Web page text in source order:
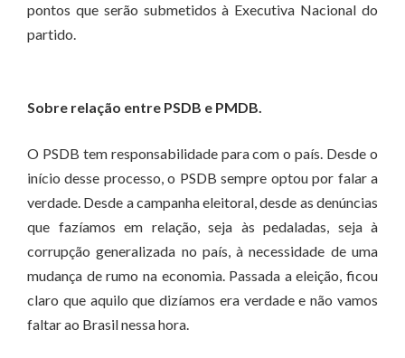
pontos que serão submetidos à Executiva Nacional do
partido.
Sobre relação entre PSDB e PMDB.
O PSDB tem responsabilidade para com o país. Desde o
início desse processo, o PSDB sempre optou por falar a
verdade. Desde a campanha eleitoral, desde as denúncias
que fazíamos em relação, seja às pedaladas, seja à
corrupção generalizada no país, à necessidade de uma
mudança de rumo na economia. Passada a eleição, ficou
claro que aquilo que dizíamos era verdade e não vamos
faltar ao Brasil nessa hora.